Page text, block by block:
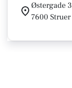
Østergade 3
7600 Struer